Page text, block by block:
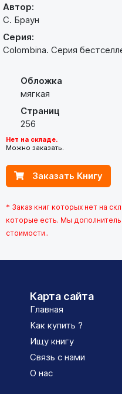
Автор:
С. Браун
Серия:
Colombina. Серия
Обложка
мягкая
Страниц
256
Нет на складе.
Можно заказать.
Заказать Книгу
* Заказ книг которых нет на
которые есть. Мы
стоимости..
Карта сайта
Главная
Как купить ?
Ищу книгу
Связь с нами
О нас